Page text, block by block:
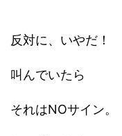
反対に、いやだ！
叫んでいたら
それはNOサイン。